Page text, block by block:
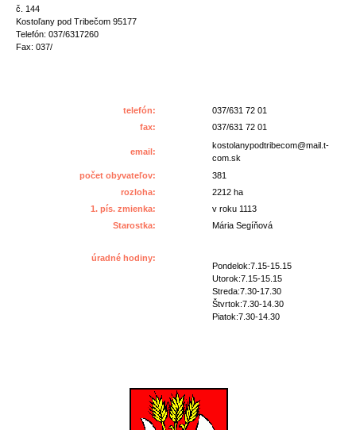
č. 144
Kostoľany pod Tribečom 95177
Telefón: 037/6317260
Fax: 037/
telefón:
037/631 72 01
fax:
037/631 72 01
email:
kostolanypodtribecom@mail.t-
com.sk
počet obyvateľov:
381
rozloha:
2212 ha
1. pís. zmienka:
v roku 1113
Starostka:
Mária Segíňová
úradné hodiny:
Pondelok:7.15-15.15
Utorok:7.15-15.15
Streda:7.30-17.30
Štvrtok:7.30-14.30
Piatok:7.30-14.30